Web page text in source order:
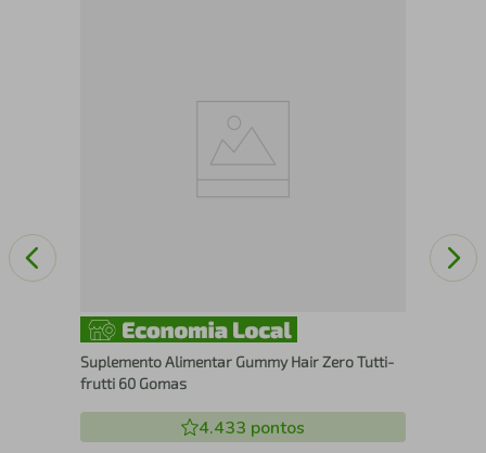
Suplemento Alimentar Gummy Hair Zero Tutti-
frutti 60 Gomas
4.433 pontos